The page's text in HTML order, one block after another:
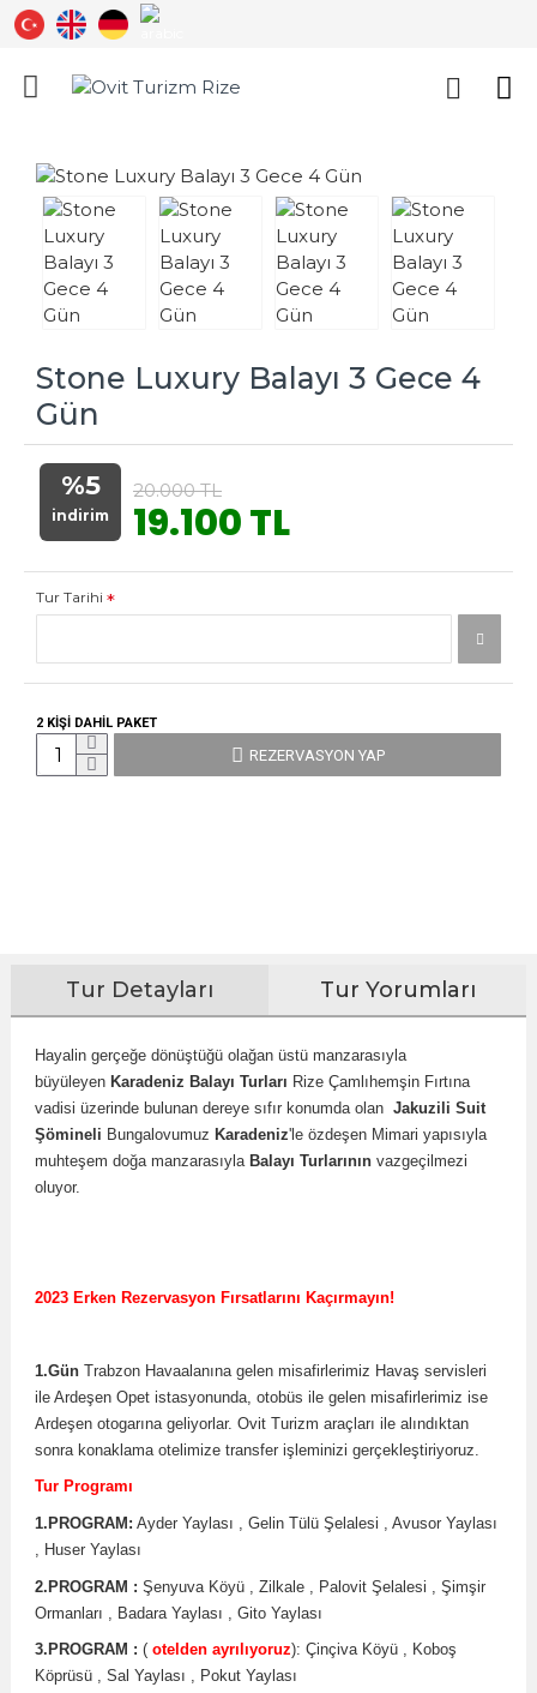
Stone Luxury Balayı 3 Gece 4
Gün
%5
indirim 19.100 TL
20.000 TL
Tur Tarihi
2 KİŞİ DAHİL PAKET
REZERVASYON YAP
Tur Detayları Tur Yorumları
Hayalin gerçeğe dönüştüğü olağan üstü manzarasıyla
büyüleyen Karadeniz Balayı Turları Rize Çamlıhemşin Fırtına
vadisi üzerinde bulunan dereye sıfır konumda olan Jakuzili Suit
Şömineli Bungalovumuz Karadeniz'le özdeşen Mimari yapısıyla
muhteşem doğa manzarasıyla Balayı Turlarının vazgeçilmezi
oluyor.
2023 Erken Rezervasyon Fırsatlarını Kaçırmayın!
1.Gün Trabzon Havaalanına gelen misafirlerimiz Havaş servisleri
ile Ardeşen Opet istasyonunda, otobüs ile gelen misafirlerimiz ise
Ardeşen otogarına geliyorlar. Ovit Turizm araçları ile alındıktan
sonra konaklama otelimize transfer işleminizi gerçekleştiriyoruz.
Tur Programı
1.PROGRAM: Ayder Yaylası , Gelin Tülü Şelalesi , Avusor Yaylası
, Huser Yaylası
2.PROGRAM : Şenyuva Köyü , Zilkale , Palovit Şelalesi , Şimşir
Ormanları , Badara Yaylası , Gito Yaylası
3.PROGRAM : ( otelden ayrılıyoruz): Çinçiva Köyü , Koboş
Köprüsü , Sal Yaylası , Pokut Yaylası